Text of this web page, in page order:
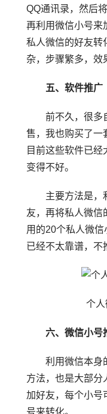
QQ通讯录，然后
再利用微信小号来
私人微信的好友转
杂，步骤繁多，效
五、软件推广
前不久，很多自
售，我也购买了一
目前这些软件已
变得不好。
主要方法是，利
友，再将私人微信
用的20个私人微
已经不太靠谱，不
个人
六、微信小号
利用微信本身的
方法，也是大部分
加好友，每个小号
号来转化。